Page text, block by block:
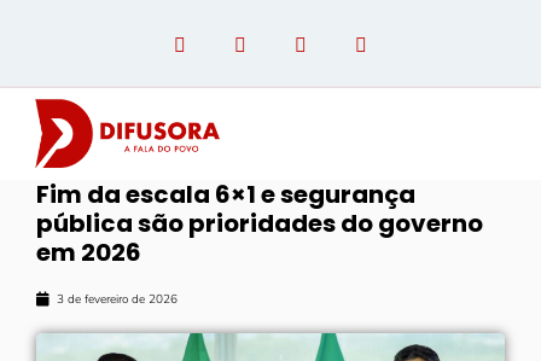
Fim da escala 6×1 e segurança
pública são prioridades do governo
em 2026
3 de fevereiro de 2026